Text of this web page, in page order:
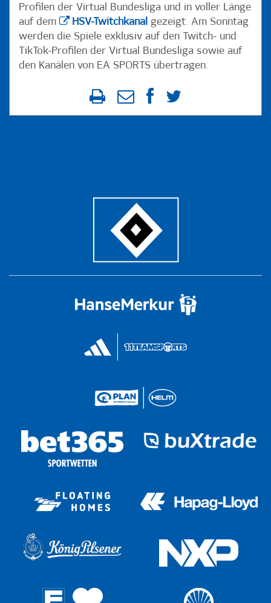
Profilen der Virtual Bundesliga und in voller Länge
auf dem
HSV-Twitchkanal gezeigt. Am Sonntag
werden die Spiele exklusiv auf den Twitch- und
TikTok-Profilen der Virtual Bundesliga sowie auf
den Kanälen von EA SPORTS übertragen.